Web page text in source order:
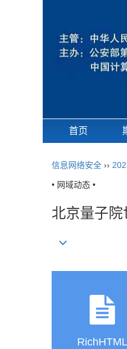
首页
信息网络安全 ››
• 网域动态 •
北京量子
RichHTML